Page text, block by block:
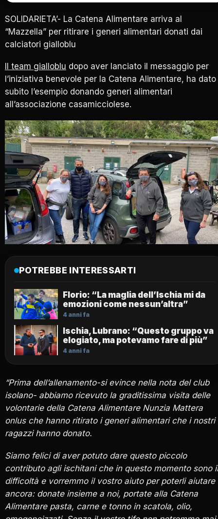
SOLIDARIETA’- La Catena Alimentare arriva al
“Mazzella” per ritirare i generi alimentari donati dai
calciatori gialloblu
Il team gialloblu dopo aver lanciato il messaggio per
l’iniziativa benevole per la Catena Alimentare, ha dato
subito l’esempio donando generi alimentari
all’associazione casamicciolese.
POTREBBE INTERESSARTI
Florio: “La maglia dell’Ischia mi da
emozioni come nessun’altra”
4 anni fa
Ischia, Lubrano: “Questo gruppo va
elogiato, ma potevamo fare di più”
4 anni fa
“Prima dell’allenamento-si evince nella nota del club
isolano- abbiamo ricevuto la graditissima visita delle
volontarie della Catena Alimentare Nunzia Mattera
onlus che hanno ritirato i generi alimentari che i nostri
ragazzi hanno donato.
Siamo felici di aver potuto dare questo piccolo
contributo agli ischitani che in questo momento sono
difficoltà e vorremmo il vostro aiuto per poterli aiutare
ancora: donate insieme a noi, portate alla Catena
Alimentare pasta, carne e tonno in scatola, olio,